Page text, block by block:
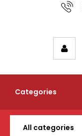
Categories